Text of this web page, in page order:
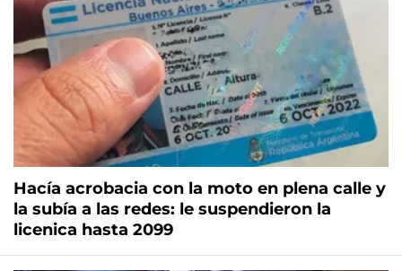
Hacía acrobacia con la moto en plena calle y
la subía a las redes: le suspendieron la
licenica hasta 2099